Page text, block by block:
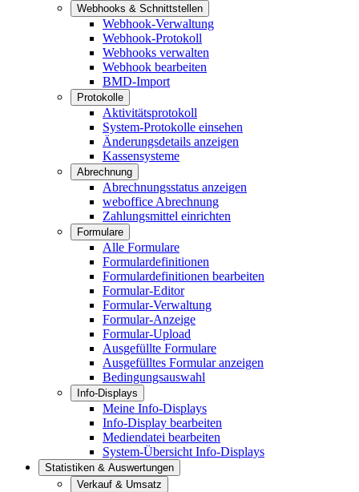
Webhooks & Schnittstellen
Webhook-Verwaltung
Webhook-Protokoll
Webhooks verwalten
Webhook bearbeiten
BMD-Import
Protokolle
Aktivitätsprotokoll
System-Protokolle einsehen
Änderungsdetails anzeigen
Kassensysteme
Abrechnung
Abrechnungsstatus anzeigen
weboffice Abrechnung
Zahlungsmittel einrichten
Formulare
Alle Formulare
Formulardefinitionen
Formulardefinitionen bearbeiten
Formular-Editor
Formular-Verwaltung
Formular-Anzeige
Formular-Upload
Ausgefüllte Formulare
Ausgefülltes Formular anzeigen
Bedingungsauswahl
Info-Displays
Meine Info-Displays
Info-Display bearbeiten
Mediendatei bearbeiten
System-Übersicht Info-Displays
Statistiken & Auswertungen
Verkauf & Umsatz